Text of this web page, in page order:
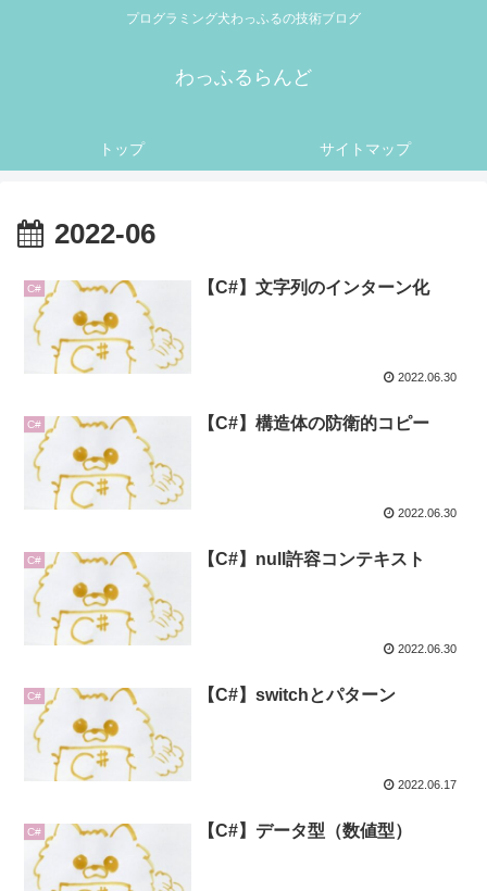
プログラミング犬わっふるの技術ブログ
わっふるらんど
トップ サイトマップ
2022-06
C# 【C#】文字列のインターン化
2022.06.30
C# 【C#】構造体の防衛的コピー
2022.06.30
C# 【C#】null許容コンテキスト
2022.06.30
C# 【C#】switchとパターン
2022.06.17
C# 【C#】データ型（数値型）